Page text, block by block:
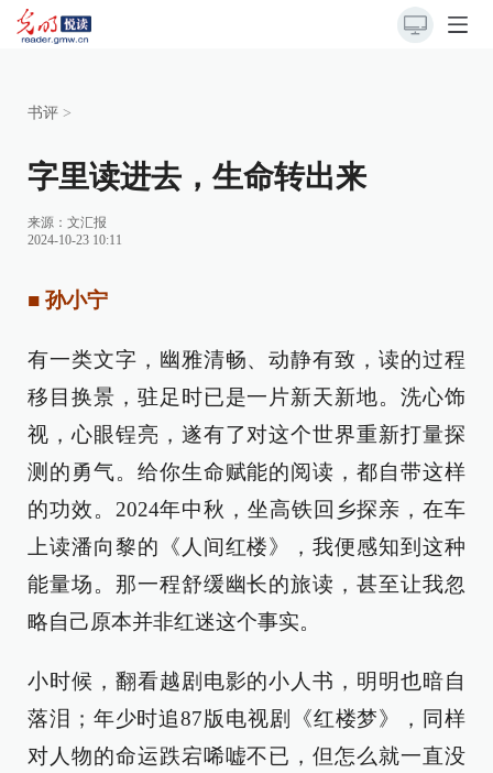
书评 >
字里读进去，生命转出来
来源： 文汇报
2024-10-23 10:11
■ 孙小宁
有一类文字，幽雅清畅、动静有致，读的过程
移目换景，驻足时已是一片新天新地。洗心饰
视，心眼锃亮，遂有了对这个世界重新打量探
测的勇气。给你生命赋能的阅读，都自带这样
的功效。2024年中秋，坐高铁回乡探亲，在车
上读潘向黎的《人间红楼》，我便感知到这种
能量场。那一程舒缓幽长的旅读，甚至让我忽
略自己原本并非红迷这个事实。
小时候，翻看越剧电影的小人书，明明也暗自
落泪；年少时追87版电视剧《红楼梦》，同样
对人物的命运跌宕唏嘘不已，但怎么就一直没